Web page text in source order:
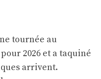
tournée au
2026 et a taquiné
arrivent.